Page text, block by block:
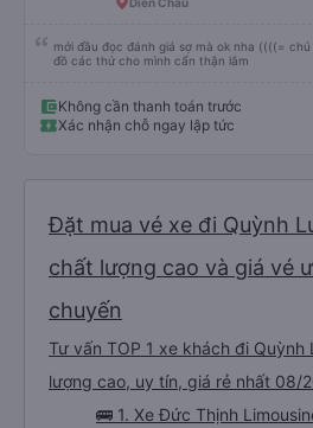
mới đầu đọc đánh giá sợ mà ok nha ((((=
đồ các thứ cho mình cẩn thận lắm
Không cần thanh toán trước
Xác nhận chỗ ngay lập tức
Đặt mua vé xe đi Quỳnh
chất lượng cao và giá vé
chuyến
Tư vấn TOP 1 xe khách đi
lượng cao, uy tín, giá rẻ nhất 08/
🚌 1. Xe Đức Thịnh